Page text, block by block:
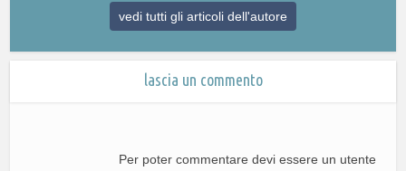
vedi tutti gli articoli dell'autore
lascia un commento
Per poter commentare devi essere un utente